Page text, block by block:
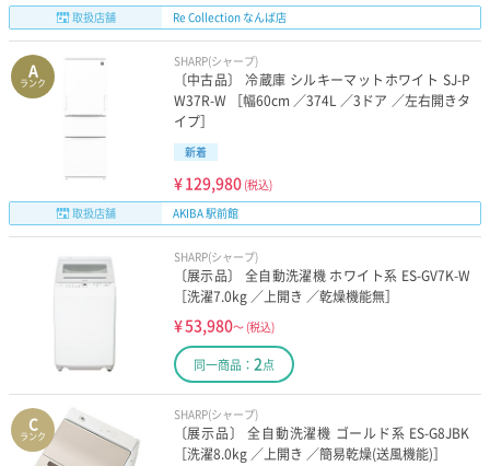
取扱店舗
Re Collection なんば店
A
ランク
SHARP(シャープ)
〔中古品〕 冷蔵庫 シルキーマットホワイト SJ-P
W37R-W ［幅60cm ／374L ／3ドア ／左右開きタ
イプ］
新着
¥129,980 (税込)
取扱店舗
AKIBA 駅前館
SHARP(シャープ)
〔展示品〕 全自動洗濯機 ホワイト系 ES-GV7K-W
［洗濯7.0kg ／上開き ／乾燥機能無］
¥53,980～ (税込)
同一商品： 2点
C
ランク
SHARP(シャープ)
〔展示品〕 全自動洗濯機 ゴールド系 ES-G8JBK
［洗濯8.0kg ／上開き ／簡易乾燥(送風機能)］